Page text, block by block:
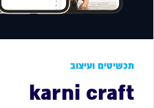
תכשיטים ועיצוב
karni craft